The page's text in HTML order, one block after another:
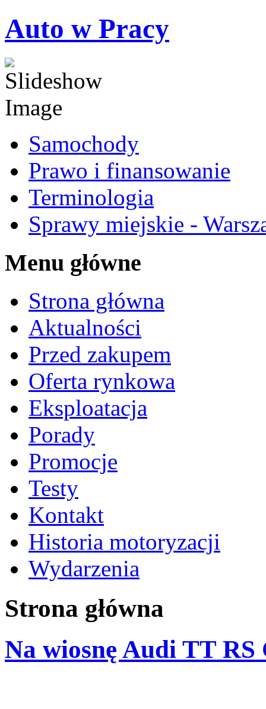
Auto w Pracy
Samochody
Prawo i finansowanie
Terminologia
Sprawy miejskie -
Menu główne
Strona główna
Aktualności
Przed zakupem
Oferta rynkowa
Eksploatacja
Porady
Promocje
Testy
Kontakt
Historia motoryzacji
Wydarzenia
Strona główna
Na wiosnę Audi TT RS